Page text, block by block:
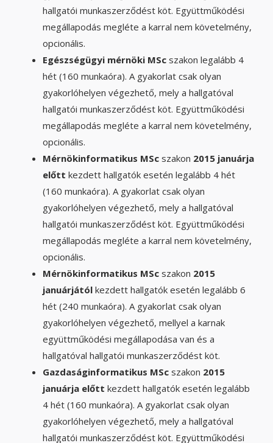
hallgatói munkaszerződést köt. Együttműködési
megállapodás megléte a karral nem követelmény,
opcionális.
Egészségügyi mérnöki MSc szakon legalább 4
hét (160 munkaóra). A gyakorlat csak olyan
gyakorlóhelyen végezhető, mely a hallgatóval
hallgatói munkaszerződést köt. Együttműködési
megállapodás megléte a karral nem követelmény,
opcionális.
Mérnökinformatikus MSc szakon 2015 januárja
előtt kezdett hallgatók esetén legalább 4 hét
(160 munkaóra). A gyakorlat csak olyan
gyakorlóhelyen végezhető, mely a hallgatóval
hallgatói munkaszerződést köt. Együttműködési
megállapodás megléte a karral nem követelmény,
opcionális.
Mérnökinformatikus MSc szakon 2015
januárjától kezdett hallgatók esetén legalább 6
hét (240 munkaóra). A gyakorlat csak olyan
gyakorlóhelyen végezhető, mellyel a karnak
együttműködési megállapodása van és a
hallgatóval hallgatói munkaszerződést köt.
Gazdaságinformatikus MSc szakon 2015
januárja előtt kezdett hallgatók esetén legalább
4 hét (160 munkaóra). A gyakorlat csak olyan
gyakorlóhelyen végezhető, mely a hallgatóval
hallgatói munkaszerződést köt. Együttműködési